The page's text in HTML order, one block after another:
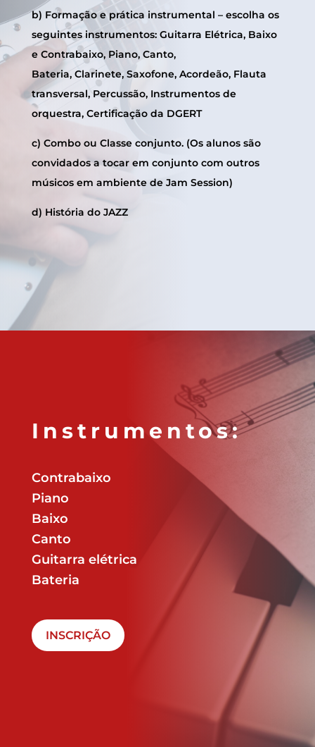
b) Formação e prática instrumental – escolha os
seguintes instrumentos: Guitarra Elétrica, Baixo
e Contrabaixo, Piano, Canto,
Bateria, Clarinete, Saxofone, Acordeão, Flauta
transversal, Percussão, Instrumentos de
orquestra, Certificação da DGERT
c) Combo ou Classe conjunto. (Os alunos são
convidados a tocar em conjunto com outros
músicos em ambiente de Jam Session)
d) História do JAZZ
Instrumentos:
Contrabaixo
Piano
Baixo
Canto
Guitarra elétrica
Bateria
INSCRIÇÃO